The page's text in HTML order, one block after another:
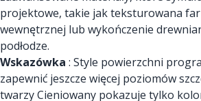
projektowe, takie jak teksturowana
wewnętrznej lub wykończenie
podłodze.
Wskazówka : Style powierzchni
zapewnić jeszcze więcej poziomów
twarzy Cieniowany pokazuje tylko